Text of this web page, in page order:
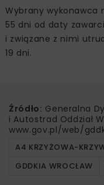
Wybrany wykonawca
55 dni od daty
i związane z nimi
19 dni.
Źródło: Generalna
i Autostrad Oddział
www.gov.pl/web/
A4 KRZYŻOWA-
GDDKIA WROCŁAW